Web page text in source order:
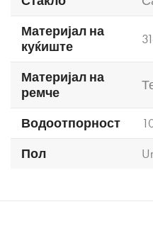
Материјал на
куќиште
Материјал на
ремче
Водоотпорност
Пол